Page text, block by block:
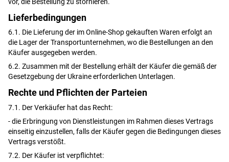
Lieferbedingungen
6.1. Die Lieferung der im Online-Shop gekauften Waren erfolgt an
die Lager der Transportunternehmen, wo die Bestellungen an den
Käufer ausgegeben werden.
6.2. Zusammen mit der Bestellung erhält der Käufer die gemäß der
Gesetzgebung der Ukraine erforderlichen Unterlagen.
Rechte und Pflichten der Parteien
7.1. Der Verkäufer hat das Recht:
- die Erbringung von Dienstleistungen im Rahmen dieses Vertrags
einseitig einzustellen, falls der Käufer gegen die Bedingungen dieses
Vertrags verstößt.
7.2. Der Käufer ist verpflichtet: